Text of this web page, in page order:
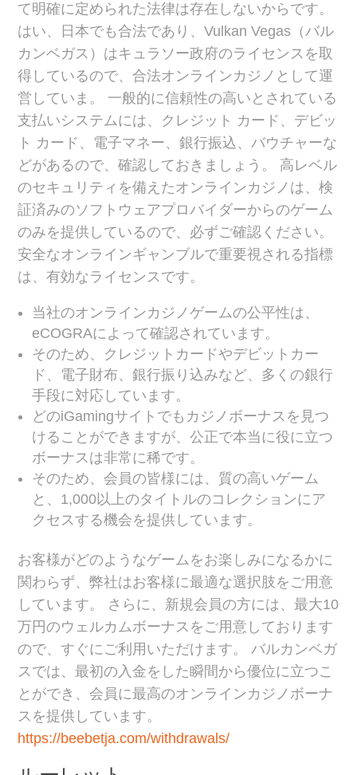
て明確に定められた法律は存在しないからです。
はい、日本でも合法であり、Vulkan Vegas（バル
カンベガス）はキュラソー政府のライセンスを取
得しているので、合法オンラインカジノとして運
営していま。 一般的に信頼性の高いとされている
支払いシステムには、クレジット カード、デビッ
ト カード、電子マネー、銀行振込、バウチャーな
どがあるので、確認しておきましょう。 高レベル
のセキュリティを備えたオンラインカジノは、検
証済みのソフトウェアプロバイダーからのゲーム
のみを提供しているので、必ずご確認ください。
安全なオンラインギャンブルで重要視される指標
は、有効なライセンスです。
当社のオンラインカジノゲームの公平性は、
eCOGRAによって確認されています。
そのため、クレジットカードやデビットカー
ド、電子財布、銀行振り込みなど、多くの銀行
手段に対応しています。
どのiGamingサイトでもカジノボーナスを見つ
けることができますが、公正で本当に役に立つ
ボーナスは非常に稀です。
そのため、会員の皆様には、質の高いゲーム
と、1,000以上のタイトルのコレクションにア
クセスする機会を提供しています。
お客様がどのようなゲームをお楽しみになるかに
関わらず、弊社はお客様に最適な選択肢をご用意
しています。 さらに、新規会員の方には、最大10
万円のウェルカムボーナスをご用意しております
ので、すぐにご利用いただけます。 バルカンベガ
スでは、最初の入金をした瞬間から優位に立つこ
とができ、会員に最高のオンラインカジノボーナ
スを提供しています。
https://beebetja.com/withdrawals/